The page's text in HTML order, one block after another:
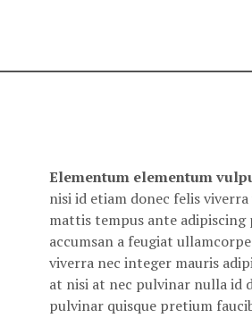
Elementum elementum
nisi id etiam donec felis
mattis tempus ante
accumsan a feugiat
viverra nec integer mauris
at nisi at nec pulvinar nulla id
pulvinar quisque pretium